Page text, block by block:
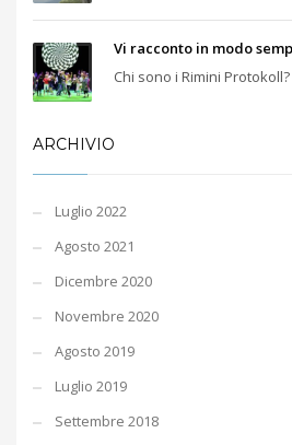
Vi racconto in modo
Chi sono i Rimini
ARCHIVIO
Luglio 2022
Agosto 2021
Dicembre 2020
Novembre 2020
Agosto 2019
Luglio 2019
Settembre 2018